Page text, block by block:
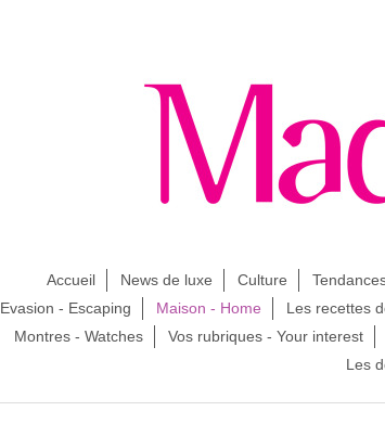
Accueil News de luxe Culture
Evasion - Escaping
Maison - Home Les recettes
Montres - Watches
Vos rubriques - Your interest
Les